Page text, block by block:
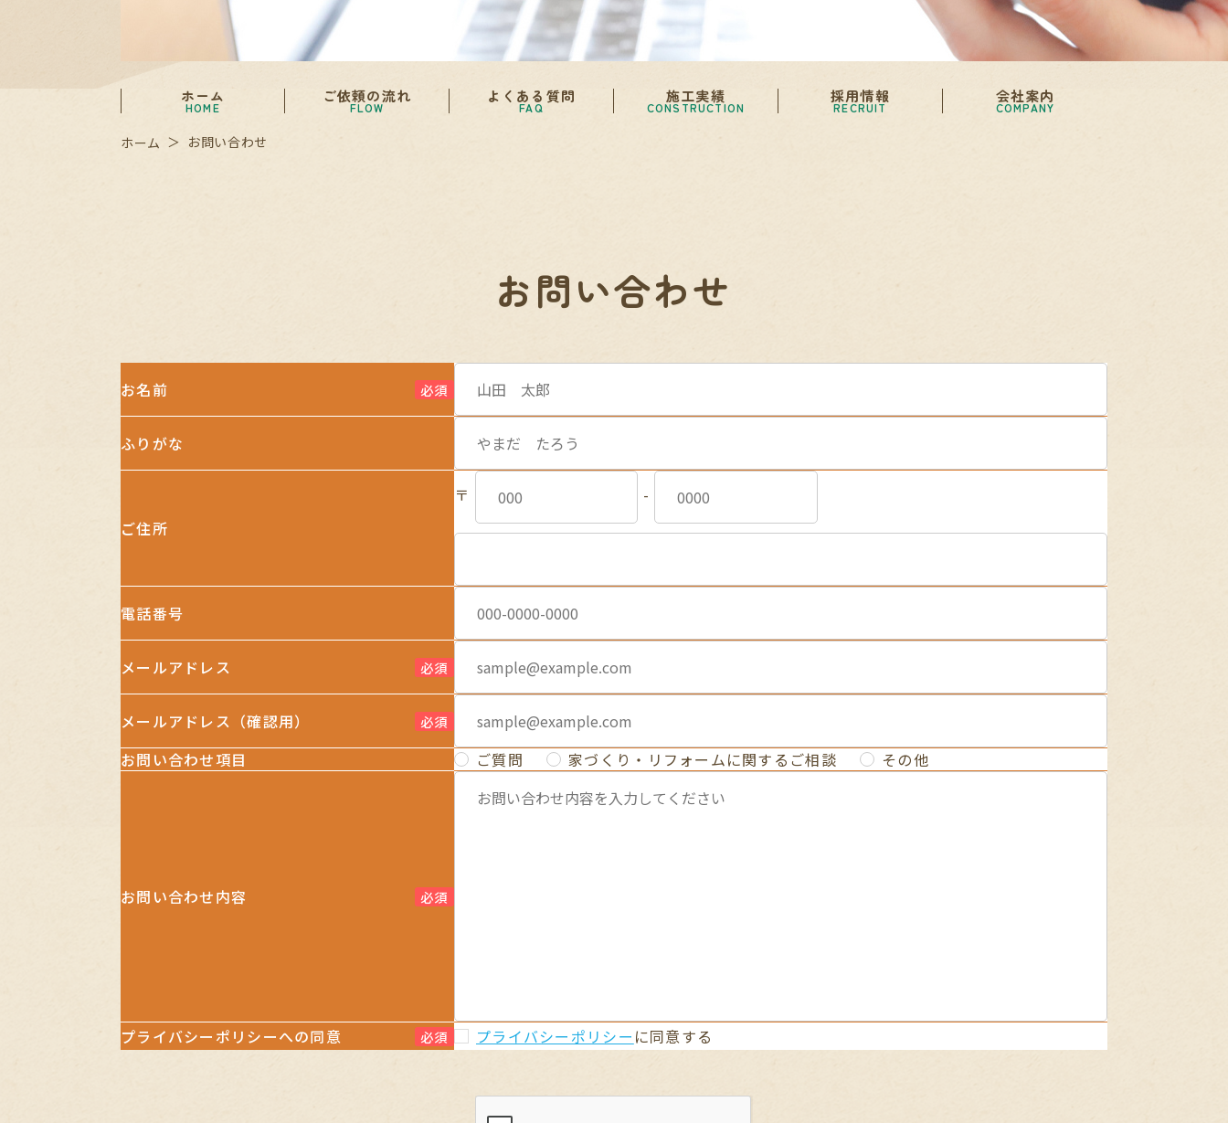
ホーム
HOME
ご依頼の流れ
FLOW
よくある質問
FAQ
施工実績
CONSTRUCTION
採用情報
RECRUIT
会社案内
COMPANY
ホーム お問い合わせ
お問い合わせ
お名前 必須
ふりがな
ご住所
〒 -
電話番号
メールアドレス 必須
メールアドレス（確認用） 必須
お問い合わせ項目 ご質問 家づくり・リフォームに関するご相談 その他
お問い合わせ内容 必須
プライバシーポリシーへの同意 必須 プライバシーポリシー に同意する